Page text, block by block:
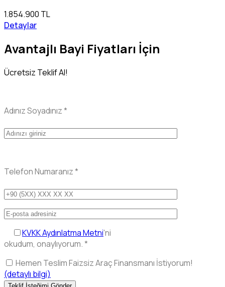
1.854.900 TL
Detaylar
Avantajlı Bayi Fiyatları İçin
Ücretsiz Teklif Al!
Adınız Soyadınız*
Telefon Numaranız*
KVKK Aydınlatma Metni'ni
okudum, onaylıyorum.*
Hemen Teslim Faizsiz Araç Finansmanı İstiyorum!
(detaylı bilgi)